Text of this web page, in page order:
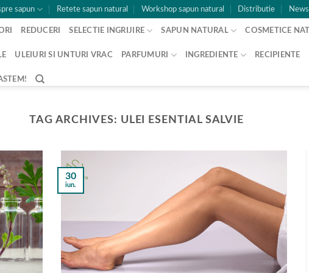
sapun Retete sapun natural Workshop sapun natural Distributie
REDUCERI SELECTIE INGRIJIRE SAPUN NATURAL COSMETICE
ULEIURI SI UNTURI VRAC PARFUMURI INGREDIENTE RECIPIENTE
TAG ARCHIVES: ULEI ESENTIAL SALVIE
30
iun.